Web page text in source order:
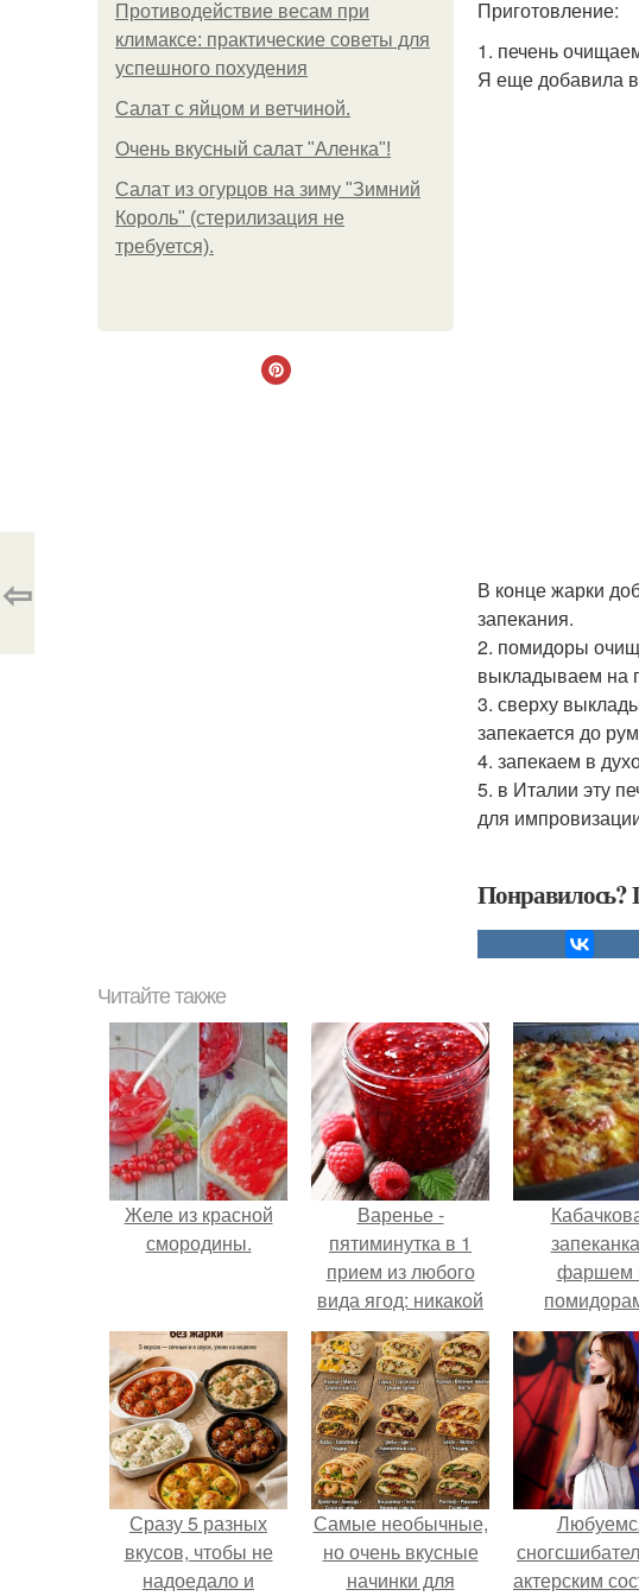
Противодействие весам при
климаксе: практические советы для
успешного похудения
Салат с яйцом и ветчиной.
Очень вкусный салат "Аленка"!
Салат из огурцов на зиму "Зимний
Король" (стерилизация не
требуется).
Приготовление:
1. печень
Я еще добавила
В конце жарки
запекания.
2. помидоры
выкладываем на
3. сверху
запекается до
4. запекаем в
5. в Италии эту
для
Понравилось?
⇦
Читайте также
Желе из красной
смородины.
Варенье -
пятиминутка в 1
прием из любого
вида ягод: никакой
длительной варки,
все витамины на
месте!
фаршем
Сразу 5 разных
вкусов, чтобы не
надоедало и
Самые необычные,
но очень вкусные
начинки для
актерским